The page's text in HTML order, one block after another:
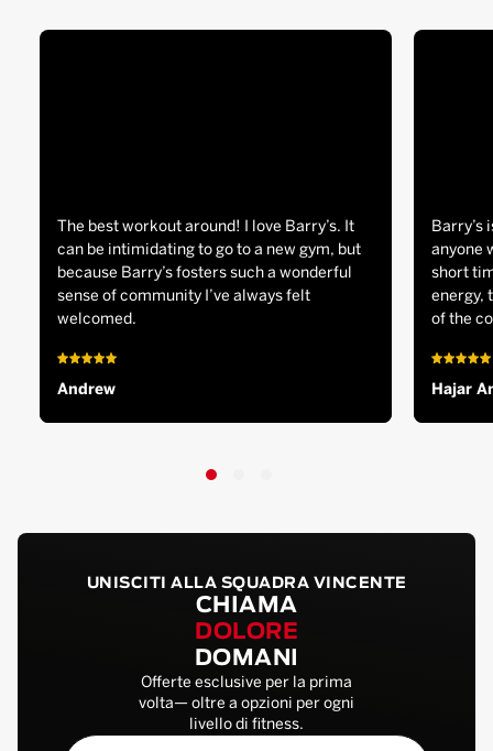
The best workout around! I love Barry’s. It
can be intimidating to go to a new gym, but
because Barry’s fosters such a wonderful
sense of community I’ve always felt
welcomed.
Andrew
Barry’s
anyone
short
energy,
of the
Hajar
UNISCITI ALLA SQUADRA VINCENTE
CHIAMA
DOLORE
DOMANI
Offerte esclusive per la prima
volta— oltre a opzioni per ogni
livello di fitness.